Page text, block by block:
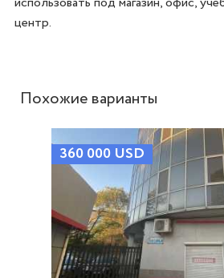
Похожие варианты
360 000 USD